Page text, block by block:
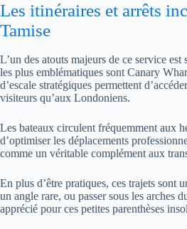
Les itinéraires et arrêts
Tamise
L’un des atouts majeurs de ce service
les plus emblématiques sont Canary
d’escale stratégiques permettent
visiteurs qu’aux Londoniens.
Les bateaux circulent fréquemment aux
d’optimiser les déplacements
comme un véritable complément aux
En plus d’être pratiques, ces trajets sont
un angle rare, ou passer sous les arches
apprécié pour ces petites parenthèses